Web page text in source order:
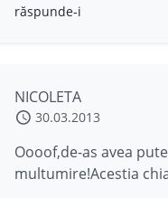
răspunde-i
NICOLETA
30.03.2013
Oooof,de-as avea
multumire!Acestia